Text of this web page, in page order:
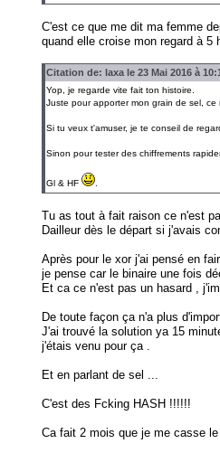
C'est ce que me dit ma femme
quand elle croise mon regard à 5
Citation de: laxa le 23 Mai 2016 à
Yop, je regarde vite fait ton histoire.
Juste pour apporter mon grain de sel,
Si tu veux t'amuser, je te conseil de
Sinon pour tester des chiffrements
Gl & HF .
Tu as tout à fait raison ce n'est
Dailleur dès le départ si j'avais
Après pour le xor j'ai pensé en
je pense car le binaire une fois
Et ca ce n'est pas un hasard ,
De toute façon ça n'a plus
J'ai trouvé la solution ya 15
j'étais venu pour ça .
Et en parlant de sel ...
C'est des Fcking HASH !!!!!!
Ca fait 2 mois que je me casse